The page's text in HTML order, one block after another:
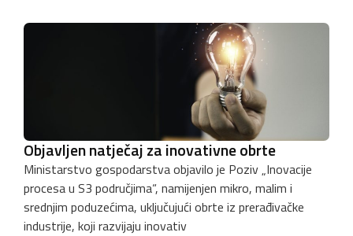
Objavljen natječaj za inovativne obrte
Ministarstvo gospodarstva objavilo je Poziv „Inovacije
procesa u S3 područjima“, namijenjen mikro, malim i
srednjim poduzećima, uključujući obrte iz prerađivačke
industrije, koji razvijaju inovativ